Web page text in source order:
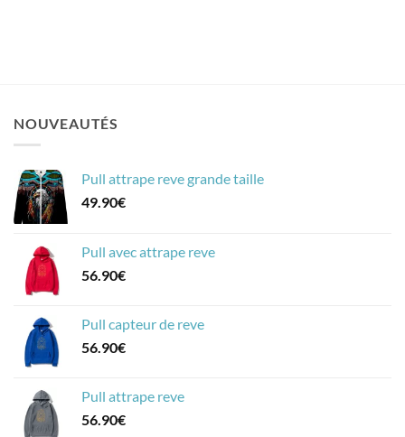
NOUVEAUTÉS
Pull attrape reve grande taille
49.90€
Pull avec attrape reve
56.90€
Pull capteur de reve
56.90€
Pull attrape reve
56.90€